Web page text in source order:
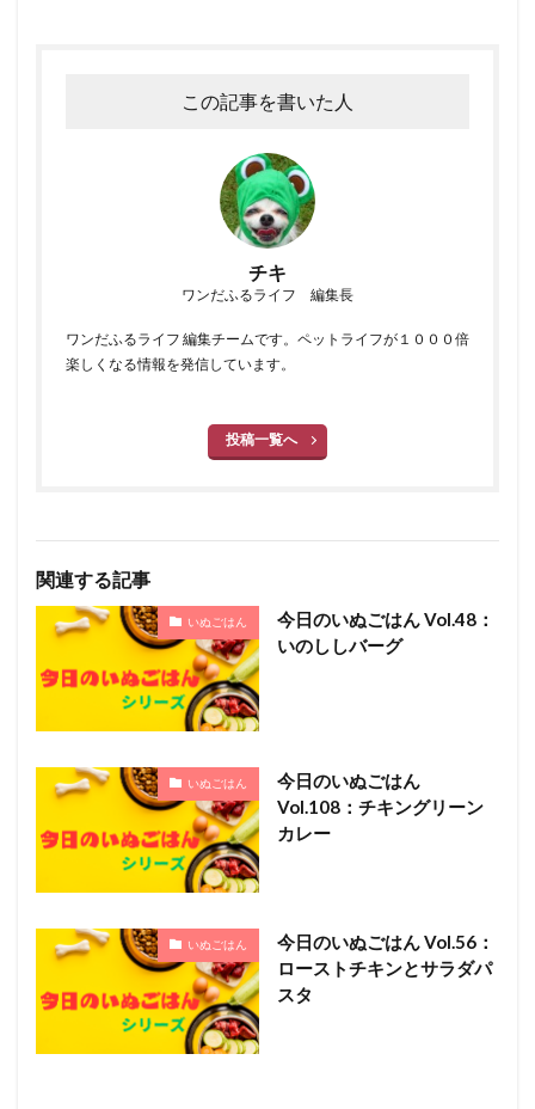
この記事を書いた人
チキ
ワンだふるライフ 編集長
ワンだふるライフ 編集チームです。ペットライフが１０００倍
楽しくなる情報を発信しています。
投稿一覧へ
関連する記事
いぬごはん
今日のいぬごはん Vol.48：
いのししバーグ
いぬごはん
今日のいぬごはん
Vol.108：チキングリーン
カレー
いぬごはん
今日のいぬごはん Vol.56：
ローストチキンとサラダパ
スタ